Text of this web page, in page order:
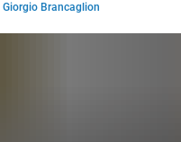
Giorgio Brancaglion